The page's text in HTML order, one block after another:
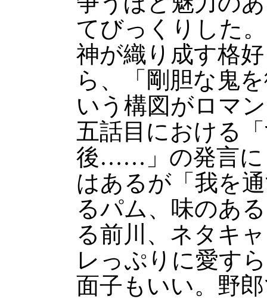
てびっくりした
神が織り成す格
ら、「剛胆な鬼
いう構図がロマ
五話目における
後……」の発言に
はあるが「我を
るパム、味のあ
る前川、ネタキ
レっぷりに愛す
面子もいい。野